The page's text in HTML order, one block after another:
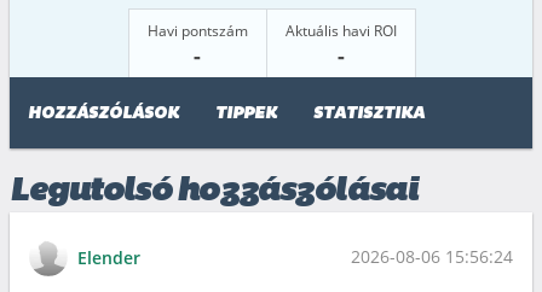
Havi pontszám
-
Aktuális havi ROI
-
HOZZÁSZÓLÁSOK TIPPEK STATISZTIKA
Legutolsó hozzászólásai
Elender 2026-08-06 15:56:24